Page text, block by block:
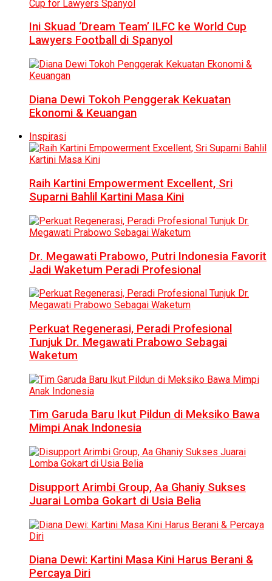
Ini Skuad ‘Dream Team’ ILFC ke World Cup
Lawyers Football di Spanyol
Diana Dewi Tokoh Penggerak Kekuatan
Ekonomi & Keuangan
Inspirasi
Raih Kartini Empowerment Excellent, Sri
Suparni Bahlil Kartini Masa Kini
Dr. Megawati Prabowo, Putri Indonesia Favorit
Jadi Waketum Peradi Profesional
Perkuat Regenerasi, Peradi Profesional
Tunjuk Dr. Megawati Prabowo Sebagai
Waketum
Tim Garuda Baru Ikut Pildun di Meksiko Bawa
Mimpi Anak Indonesia
Disupport Arimbi Group, Aa Ghaniy Sukses
Juarai Lomba Gokart di Usia Belia
Diana Dewi: Kartini Masa Kini Harus Berani &
Percaya Diri